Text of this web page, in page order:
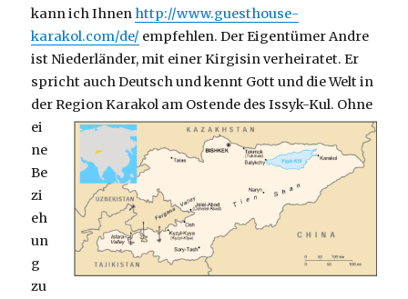
kann ich Ihnen http://www.guesthouse-
karakol.com/de/ empfehlen. Der Eigentümer Andre
ist Niederländer, mit einer Kirgisin verheiratet. Er
spricht auch Deutsch und kennt Gott und die Welt in
der Region Karakol am Ostende des Issyk-Kul. Ohne
ei
ne
Be
zi
eh
un
g
zu